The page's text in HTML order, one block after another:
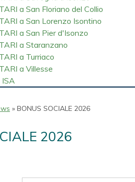
a San Floriano del Collio
a San Lorenzo Isontino
a San Pier d'Isonzo
a Staranzano
a Turriaco
a Villesse
ISA
» BONUS SOCIALE 2026
2026